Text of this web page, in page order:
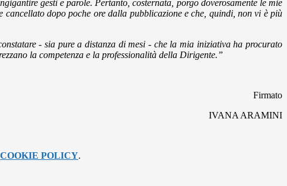
gesti e parole. Pertanto, costernata, porgo doverosamente le mie
cancellato dopo poche ore dalla pubblicazione e che, quindi, non vi è più
- sia pure a distanza di mesi - che la mia iniziativa ha procurato
la competenza e la professionalità della Dirigente.”
Firmato
IVANA ARAMINI
COOKIE POLICY.